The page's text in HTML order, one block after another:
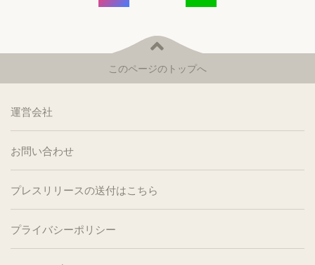
このページのトップへ
運営会社
お問い合わせ
プレスリリースの送付はこちら
プライバシーポリシー